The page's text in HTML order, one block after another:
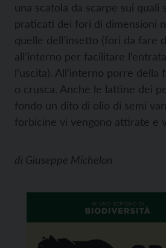
una scatola da scarpe sui quali
praticati dei fori di dimensioni
quelle dell’insetto (fori da fare
all’interno per facilitare
l’uscita). All’interno porre della
o crusca. Anche le lattine dei
fondo un dito di olio di semi
forbicine vi vengono attirate e
di Giuseppe Michelon